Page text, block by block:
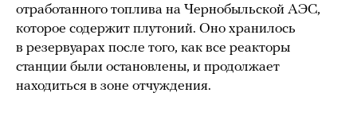
отработанного топлива на Чернобыльской АЭС,
которое содержит плутоний. Оно хранилось
в резервуарах после того, как все реакторы
станции были остановлены, и продолжает
находиться в зоне отчуждения.